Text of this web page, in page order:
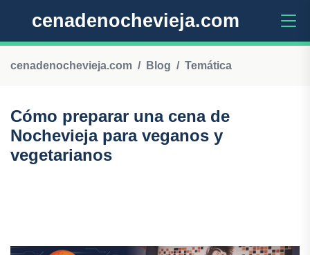
cenadenochevieja.com
cenadenochevieja.com Blog Temática
Cómo preparar una cena de
Nochevieja para veganos y
vegetarianos